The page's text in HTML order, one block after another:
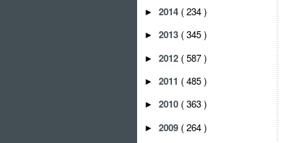
► 2014 ( 234 )
► 2013 ( 345 )
► 2012 ( 587 )
► 2011 ( 485 )
► 2010 ( 363 )
► 2009 ( 264 )